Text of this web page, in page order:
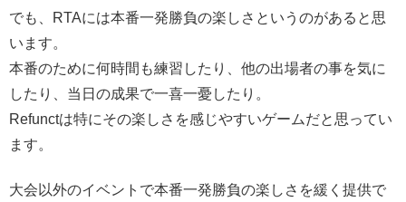
でも、RTAには本番一発勝負の楽しさというのがあると思
います。
本番のために何時間も練習したり、他の出場者の事を気に
したり、当日の成果で一喜一憂したり。
Refunctは特にその楽しさを感じやすいゲームだと思ってい
ます。
大会以外のイベントで本番一発勝負の楽しさを緩く提供で